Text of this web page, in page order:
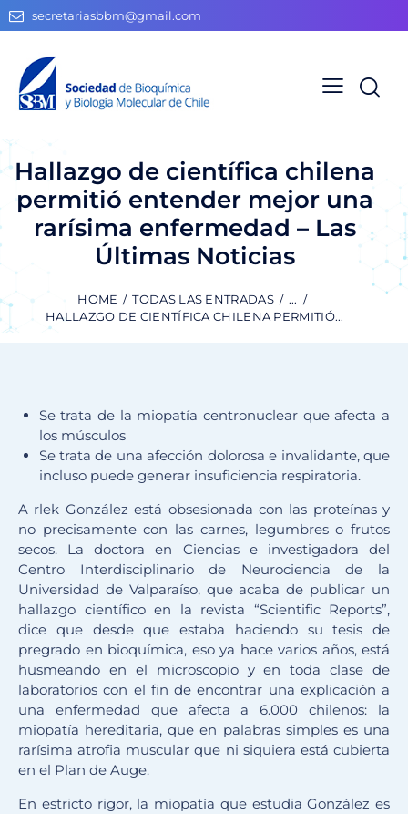
secretariasbbm@gmail.com
Hallazgo de científica chilena
permitió entender mejor una
rarísima enfermedad – Las
Últimas Noticias
HOME TODAS LAS ENTRADAS
...
HALLAZGO DE CIENTÍFICA CHILENA PERMITIÓ...
Se trata de la miopatía centronuclear que afecta a
los músculos
Se trata de una afección dolorosa e invalidante, que
incluso puede generar insuficiencia respiratoria.
A rlek González está obsesionada con las proteínas y
no precisamente con las carnes, legumbres o frutos
secos. La doctora en Ciencias e investigadora del
Centro Interdisciplinario de Neurociencia de la
Universidad de Valparaíso, que acaba de publicar un
hallazgo científico en la revista “Scientific Reports”,
dice que desde que estaba haciendo su tesis de
pregrado en bioquímica, eso ya hace varios años, está
husmeando en el microscopio y en toda clase de
laboratorios con el fin de encontrar una explicación a
una enfermedad que afecta a 6.000 chilenos: la
miopatía hereditaria, que en palabras simples es una
rarísima atrofia muscular que ni siquiera está cubierta
en el Plan de Auge.
En estricto rigor, la miopatía que estudia González es